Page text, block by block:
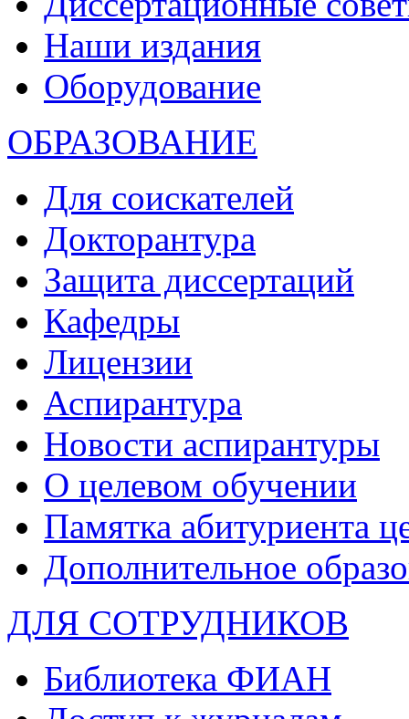
Наши издания
Оборудование
ОБРАЗОВАНИЕ
Для соискателей
Докторантура
Защита диссертаций
Кафедры
Лицензии
Аспирантура
Новости аспирантуры
О целевом обучении
Памятка абитуриента
Дополнительное
ДЛЯ СОТРУДНИКОВ
Библиотека ФИАН